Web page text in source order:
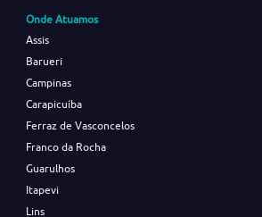
Onde Atuamos
Assis
Barueri
Campinas
Carapicuíba
Ferraz de Vasconcelos
Franco da Rocha
Guarulhos
Itapevi
Lins